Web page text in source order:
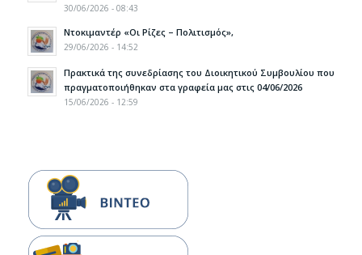
30/06/2026 - 08:43
Ντοκιμαντέρ «Οι Ρίζες – Πολιτισμός»,
29/06/2026 - 14:52
Πρακτικά της συνεδρίασης του Διοικητικού Συμβουλίου που
πραγματοποιήθηκαν στα γραφεία μας στις 04/06/2026
15/06/2026 - 12:59